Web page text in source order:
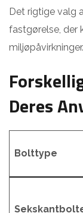
Det rigtige valg
fastgørelse, der
miljøpåvirkninger.
Deres
Bolttype